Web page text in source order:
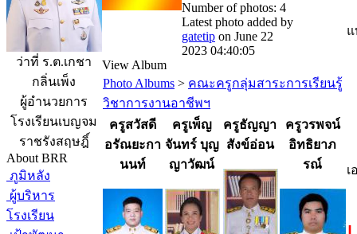
ว่าที่ ร.ต.เกชา
กลิ่นเพ็ง
ผู้อำนวยการ
โรงเรียนเบญจม
ราชรังสฤษฎิ์
About BRR
ภูมิหลัง
ผู้บริหาร
โรงเรียน
Number of photos: 4
Latest photo added by
gatetip on June 22
2023 04:40:05
View Album
Photo Albums > คณะครูกลุ่มสาระการเรียนรู้
วิชาการงานอาชีพฯ
ครูสวัสดี
อรัณยะกา
นนท์
ครูเพ็ญ
จันทร์ บุญ
ญาวัฒน์
ครูธัญญา
สังข์อ่อน
ครูวรพจน์
อิทธิยาภ
รณ์
เ